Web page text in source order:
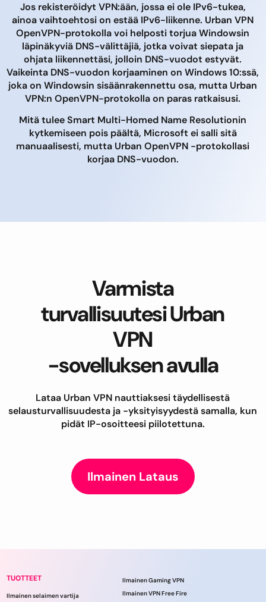
Jos rekisteröidyt VPN:ään, jossa ei ole IPv6-tukea,
ainoa vaihtoehtosi on estää IPv6-liikenne. Urban VPN
OpenVPN-protokolla voi helposti torjua Windowsin
läpinäkyviä DNS-välittäjiä, jotka voivat siepata ja
ohjata liikennettäsi, jolloin DNS-vuodot estyvät.
Vaikeinta DNS-vuodon korjaaminen on Windows 10:ssä,
joka on Windowsin sisäänrakennettu osa, mutta Urban
VPN:n OpenVPN-protokolla on paras ratkaisusi.
Mitä tulee Smart Multi-Homed Name Resolutionin
kytkemiseen pois päältä, Microsoft ei salli sitä
manuaalisesti, mutta Urban OpenVPN -protokollasi
korjaa DNS-vuodon.
Varmista
turvallisuutesi Urban
VPN
-sovelluksen avulla
Lataa Urban VPN nauttiaksesi täydellisestä
selausturvallisuudesta ja -yksityisyydestä samalla, kun
pidät IP-osoitteesi piilotettuna.
Ilmainen Lataus
TUOTTEET
Ilmainen selaimen vartija
Ilmainen Gaming VPN
Ilmainen VPN Free Fire